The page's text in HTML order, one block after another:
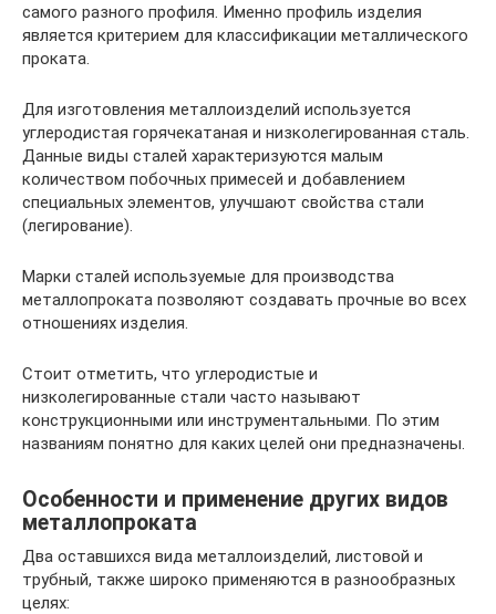
самого разного профиля. Именно профиль изделия
является критерием для классификации металлического
проката.
Для изготовления металлоизделий используется
углеродистая горячекатаная и низколегированная сталь.
Данные виды сталей характеризуются малым
количеством побочных примесей и добавлением
специальных элементов, улучшают свойства стали
(легирование).
Марки сталей используемые для производства
металлопроката позволяют создавать прочные во всех
отношениях изделия.
Стоит отметить, что углеродистые и
низколегированные стали часто называют
конструкционными или инструментальными. По этим
названиям понятно для каких целей они предназначены.
Особенности и применение других видов
металлопроката
Два оставшихся вида металлоизделий, листовой и
трубный, также широко применяются в разнообразных
целях: